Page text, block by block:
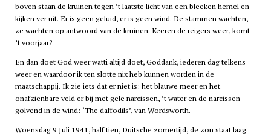
boven staan de kruinen tegen ’t laatste licht van een bleeken hemel en
kijken ver uit. Er is geen geluid, er is geen wind. De stammen wachten,
ze wachten op antwoord van de kruinen. Keeren de reigers weer, komt
’t voorjaar?
En dan doet God weer watti altijd doet, Goddank, iederen dag telkens
weer en waardoor ik ten slotte nix heb kunnen worden in de
maatschappij. Ik zie iets dat er niet is: het blauwe meer en het
onafzienbare veld er bij met gele narcissen, ’t water en de narcissen
golvend in de wind: ‘The daffodils’, van Wordsworth.
Woensdag 9 Juli 1941, half tien, Duitsche zomertijd, de zon staat laag.